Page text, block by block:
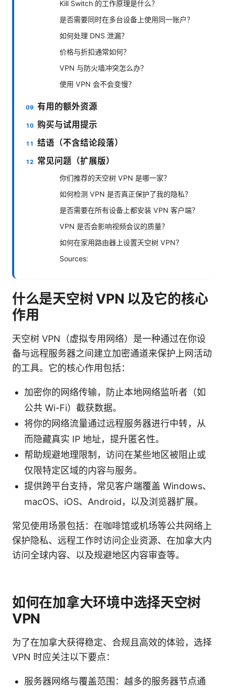
Kill Switch 的工作原理是什么？
是否需要同时在多台设备上使用同一账户？
如何处理 DNS 泄漏？
价格与折扣通常如何？
VPN 与防火墙冲突怎么办？
使用 VPN 会不会变慢？
有用的额外资源
购买与试用提示
结语（不含结论段落）
常见问题（扩展版）
你们推荐的天空树 VPN 是哪一家？
如何检测 VPN 是否真正保护了我的隐私？
是否需要在所有设备上都安装 VPN 客户端？
VPN 是否会影响视频会议的质量？
如何在家用路由器上设置天空树 VPN？
Sources:
什么是天空树 VPN 以及它的核心
作用
天空树 VPN（虚拟专用网络）是一种通过在你设
备与远程服务器之间建立加密通道来保护上网活动
的工具。它的核心作用包括：
加密你的网络传输，防止本地网络监听者（如
公共 Wi-Fi）截获数据。
将你的网络流量通过远程服务器进行中转，从
而隐藏真实 IP 地址，提升匿名性。
帮助规避地理限制，访问在某些地区被阻止或
仅限特定区域的内容与服务。
提供跨平台支持，常见客户端覆盖 Windows、
macOS、iOS、Android，以及浏览器扩展。
常见使用场景包括：在咖啡馆或机场等公共网络上
保护隐私、远程工作时访问企业资源、在加拿大内
访问全球内容、以及规避地区内容审查等。
如何在加拿大环境中选择天空树
VPN
为了在加拿大获得稳定、合规且高效的体验，选择
VPN 时应关注以下要点：
服务器网络与覆盖范围：越多的服务器节点通